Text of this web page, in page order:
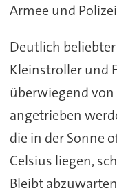
Armee und
Deutlich
Kleinstroller und
überwiegend
angetrieben
die in der Sonne
Celsius liegen,
Bleibt